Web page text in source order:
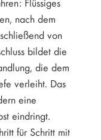
nach dem
von
bildet die
die dem
verleiht. Das
eine
eindringt.
für Schritt mit